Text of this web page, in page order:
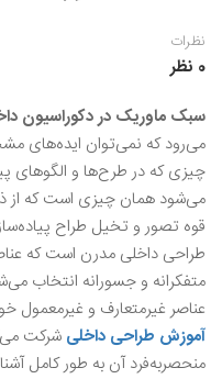
نظرات
0 نظر
سبک ماوریک در دکوراسیون
می‌رود که نمی‌توان ایده‌های
چیزی که در طرح‌ها و الگوهای
می‌شود همان چیزی است که از
قوه تصور و تخیل طراح
طراحی داخلی مدرن است که
متفکرانه و جسورانه انتخاب
عناصر غیرمتعارف و غیرمعمول
آموزش طراحی داخلی شرکت
منحصربه‌فرد آن به طور کامل